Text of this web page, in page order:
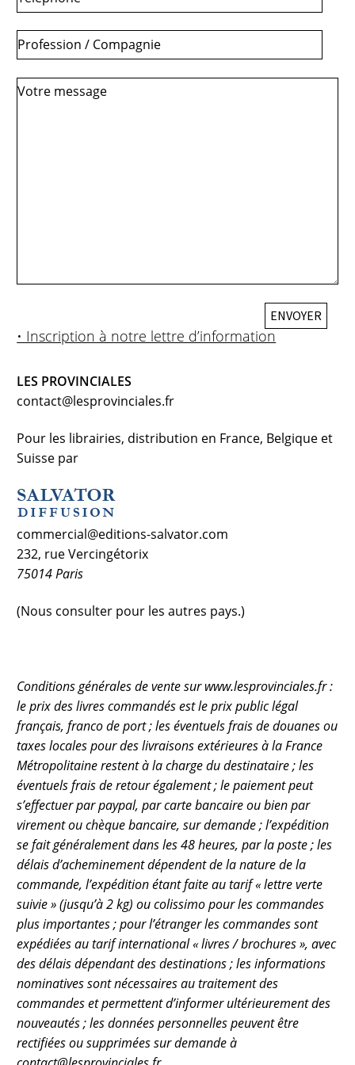
• Inscription à notre lettre d’information
LES PROVINCIALES
contact@lesprovinciales.fr
Pour les librairies, distribution en France, Belgique et
Suisse par
commercial@editions-salvator.com
232, rue Vercingétorix
75014 Paris
(Nous consulter pour les autres pays.)
Conditions générales de vente sur www.lesprovinciales.fr :
le prix des livres commandés est le prix public légal
français, franco de port ; les éventuels frais de douanes ou
taxes locales pour des livraisons extérieures à la France
Métropolitaine restent à la charge du destinataire ; les
éventuels frais de retour également ; le paiement peut
s’effectuer par paypal, par carte bancaire ou bien par
virement ou chèque bancaire, sur demande ; l’expédition
se fait généralement dans les 48 heures, par la poste ; les
délais d’acheminement dépendent de la nature de la
commande, l’expédition étant faite au tarif « lettre verte
suivie » (jusqu’à 2 kg) ou colissimo pour les commandes
plus importantes ; pour l’étranger les commandes sont
expédiées au tarif international « livres / brochures », avec
des délais dépendant des destinations ; les informations
nominatives sont nécessaires au traitement des
commandes et permettent d’informer ultérieurement des
nouveautés ; les données personnelles peuvent être
rectifiées ou supprimées sur demande à